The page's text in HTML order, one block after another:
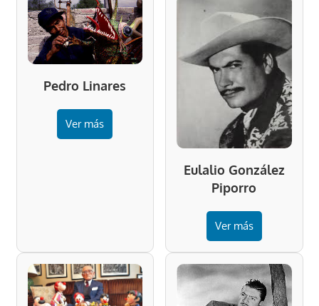
Pedro Linares
Ver más
Eulalio González
Piporro
Ver más